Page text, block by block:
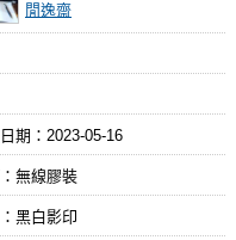
閒逸齋
期： 2023-05-16
無線膠裝
黑白影印